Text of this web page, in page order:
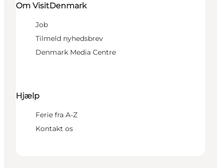
Om VisitDenmark
Job
Tilmeld nyhedsbrev
Denmark Media Centre
Hjælp
Ferie fra A-Z
Kontakt os